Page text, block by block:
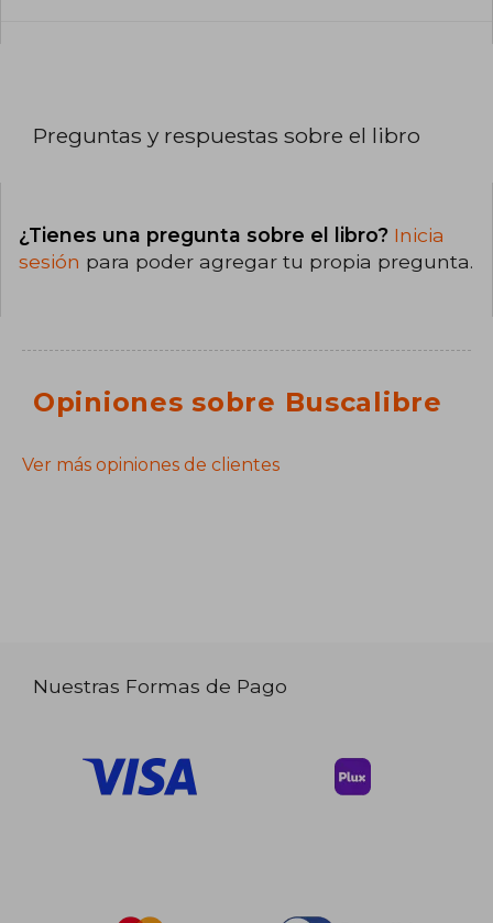
Preguntas y respuestas sobre el libro
¿Tienes una pregunta sobre el libro? Inicia
sesión para poder agregar tu propia pregunta.
Opiniones sobre Buscalibre
Ver más opiniones de clientes
Nuestras Formas de Pago